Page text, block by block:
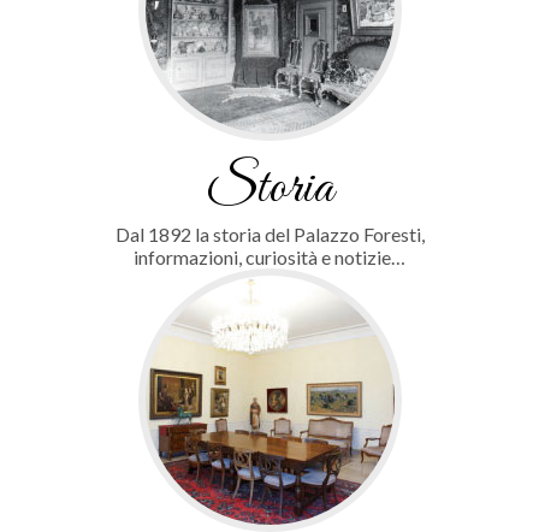
Storia
Dal 1892 la storia del Palazzo Foresti,
informazioni, curiosità e notizie…